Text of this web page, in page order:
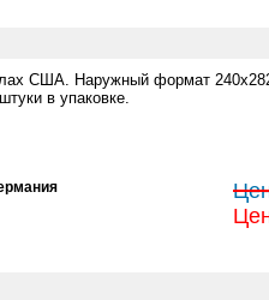
США. Наружный формат
в упаковке.